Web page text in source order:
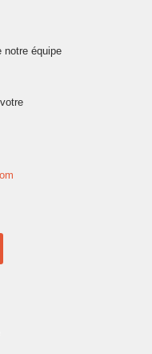
notre équipe